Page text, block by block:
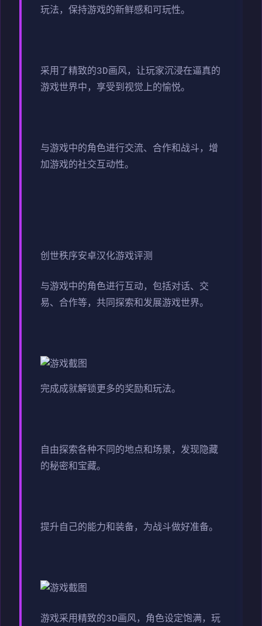
玩法，保持游戏的新鲜感和可玩性。
采用了精致的3D画风，让玩家沉浸在逼真的
游戏世界中，享受到视觉上的愉悦。
与游戏中的角色进行交流、合作和战斗，增
加游戏的社交互动性。
创世秩序安卓汉化游戏评测
与游戏中的角色进行互动，包括对话、交
易、合作等，共同探索和发展游戏世界。
完成成就解锁更多的奖励和玩法。
自由探索各种不同的地点和场景，发现隐藏
的秘密和宝藏。
提升自己的能力和装备，为战斗做好准备。
游戏采用精致的3D画风，角色设定饱满，玩